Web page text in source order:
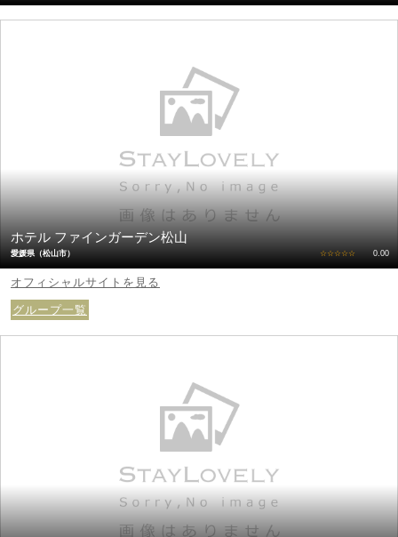
ホテル ファインガーデン松山
愛媛県（松山市） ☆☆☆☆☆ 0.00
オフィシャルサイトを見る
グループ一覧